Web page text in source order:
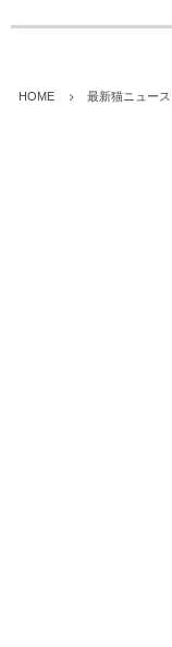
HOME 最新猫ニュース